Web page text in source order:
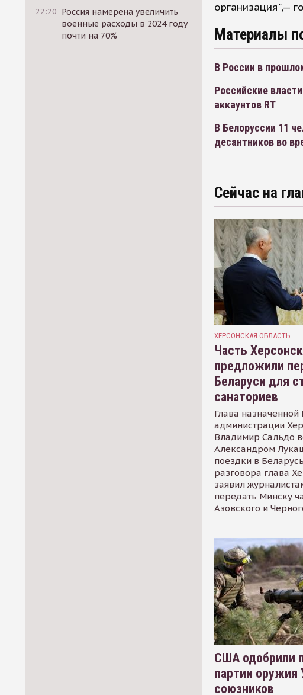
22:20 Россия намерена увеличить
военные расходы в 2024 году
почти на 70%
организация",—
Материалы
В России в
Российские
аккаунтов RT
В Белоруссии 11
десантников во
Сейчас на
ХЕРСОНСКАЯ ОБЛАСТЬ
Часть
предложили
Беларуси для
санаториев
Глава назначенной
администрации
Владимир Сальдо
Александром
поездки в
разговора глава
заявил
передать Минску
Азовского и
США одобрили
партии оружия
союзников